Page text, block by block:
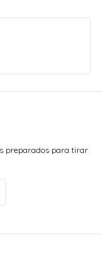
preparados para tirar